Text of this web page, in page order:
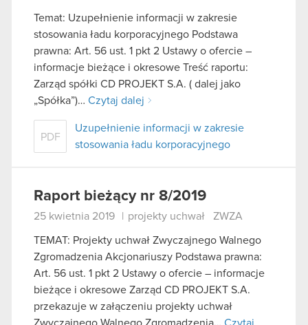
Temat: Uzupełnienie informacji w zakresie
stosowania ładu korporacyjnego Podstawa
prawna: Art. 56 ust. 1 pkt 2 Ustawy o ofercie –
informacje bieżące i okresowe Treść raportu:
Zarząd spółki CD PROJEKT S.A. ( dalej jako
„Spółka”)… Czytaj dalej
PDF
Uzupełnienie informacji w zakresie
stosowania ładu korporacyjnego
Raport bieżący nr 8/2019
25 kwietnia 2019 projekty uchwał ZWZA
TEMAT: Projekty uchwał Zwyczajnego Walnego
Zgromadzenia Akcjonariuszy Podstawa prawna:
Art. 56 ust. 1 pkt 2 Ustawy o ofercie – informacje
bieżące i okresowe Zarząd CD PROJEKT S.A.
przekazuje w załączeniu projekty uchwał